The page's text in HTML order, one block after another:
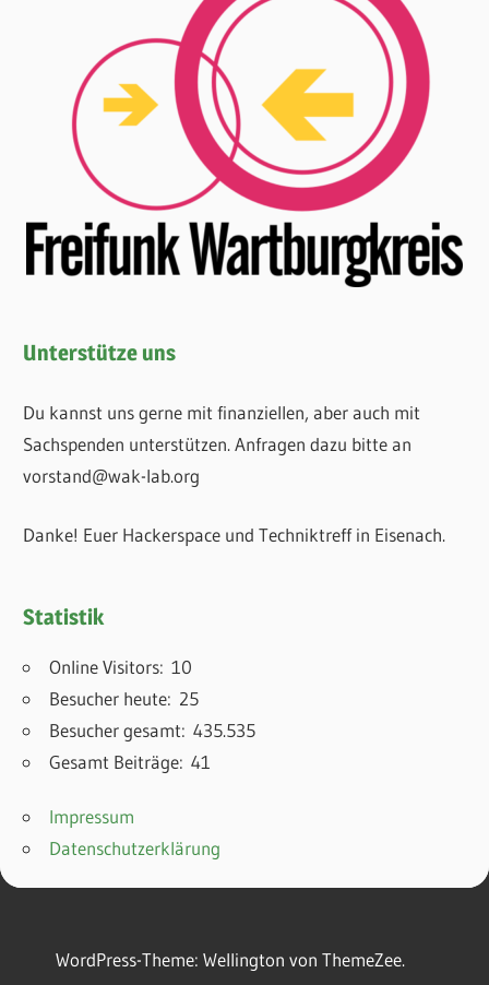
Unterstütze uns
Du kannst uns gerne mit finanziellen, aber auch mit
Sachspenden unterstützen. Anfragen dazu bitte an
vorstand@wak-lab.org
Danke! Euer Hackerspace und Techniktreff in Eisenach.
Statistik
Online Visitors:10
Besucher heute: 25
Besucher gesamt:435.535
Gesamt Beiträge:41
Impressum
Datenschutzerklärung
WordPress-Theme: Wellington von ThemeZee.